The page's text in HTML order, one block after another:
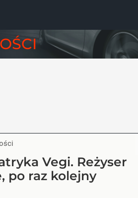
Vegi. Reżyser
po raz kolejny